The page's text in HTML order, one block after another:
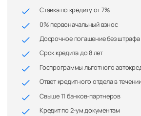
Ставка по кредиту от 7%
0% первоначальный взнос
Досрочное погашение без штрафа
Срок кредита до 8 лет
Госпрограммы льготного
Ответ кредитного отдела в
Свыше 11 банков-партнеров
Кредит по 2-ум документам